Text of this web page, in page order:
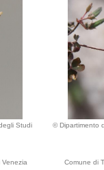
Studi
Venezia
© Dipartimento
Comune di